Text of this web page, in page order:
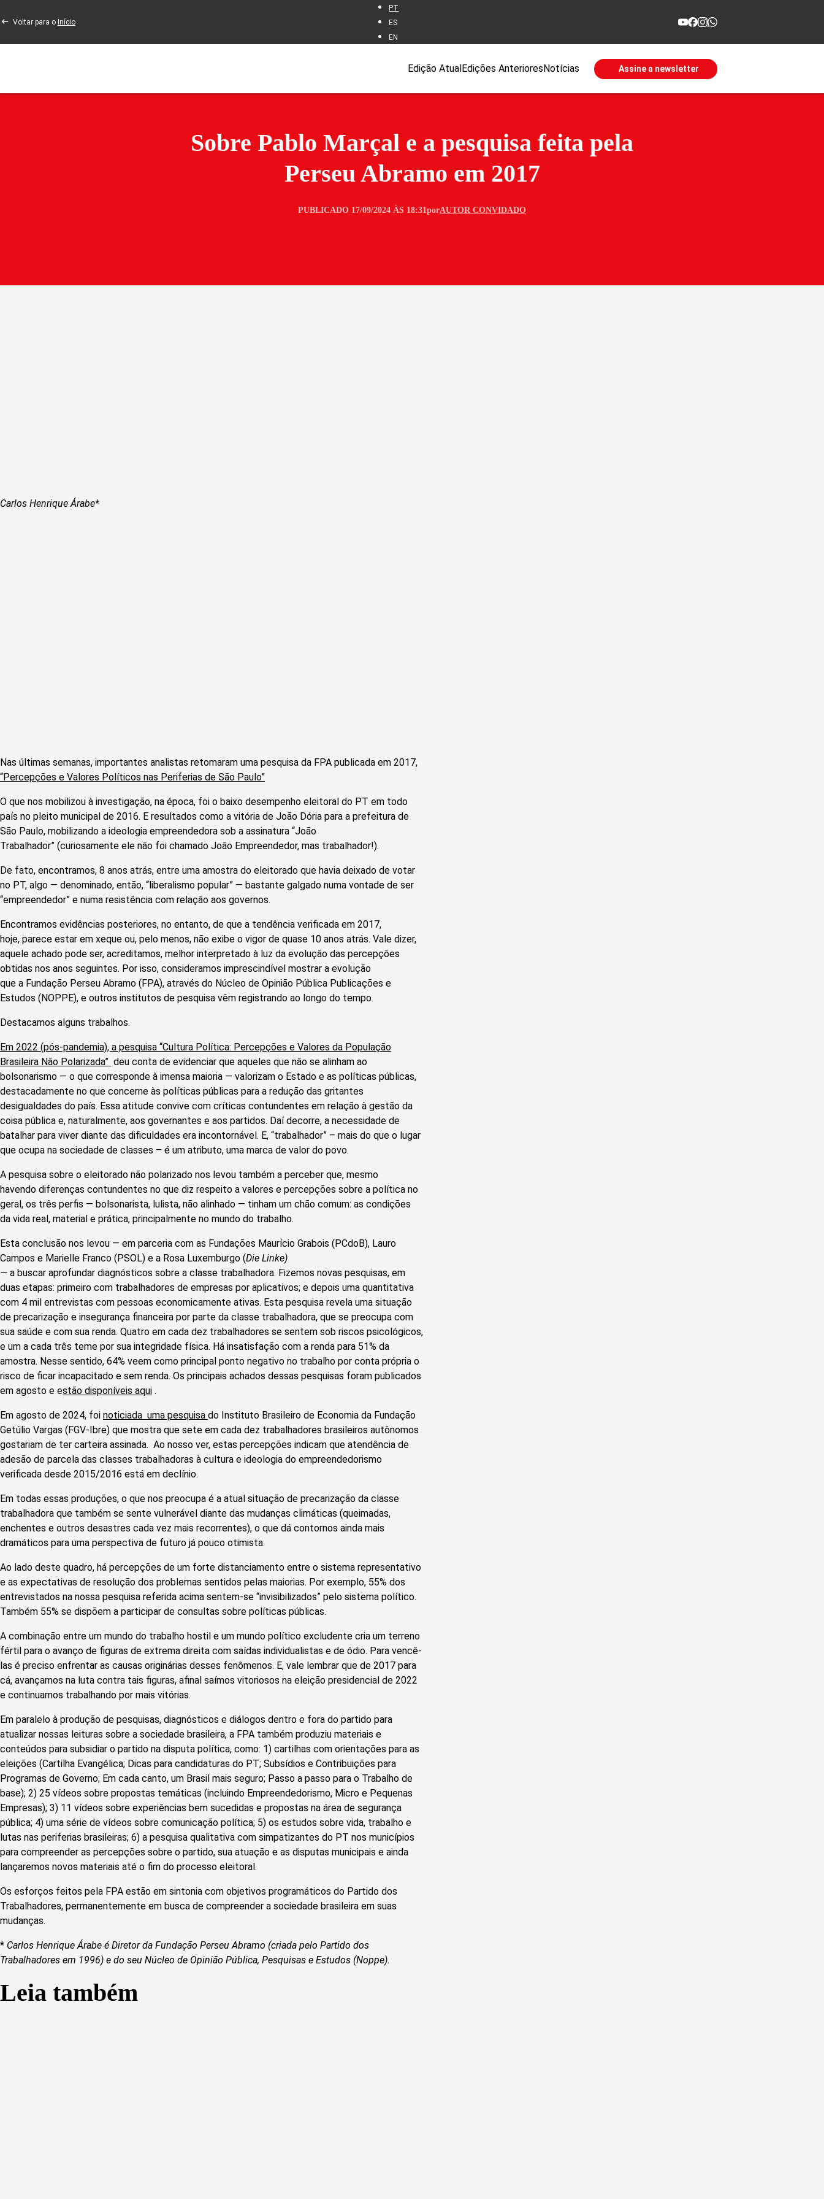
Voltar para o Início
PT
ES
EN
Edição AtualEdições AnterioresNotícias Assine a newsletter
Sobre Pablo Marçal e a pesquisa feita pela
Perseu Abramo em 2017
PUBLICADO 17/09/2024 ÀS 18:31porAUTOR CONVIDADO
Carlos Henrique Árabe*
Nas últimas semanas, importantes analistas retomaram uma pesquisa da FPA publicada em 2017,
“Percepções e Valores Políticos nas Periferias de São Paulo”
O que nos mobilizou à investigação, na época, foi o baixo desempenho eleitoral do PT em todo
país no pleito municipal de 2016. E resultados como a vitória de João Dória para a prefeitura de
São Paulo, mobilizando a ideologia empreendedora sob a assinatura “João
Trabalhador” (curiosamente ele não foi chamado João Empreendedor, mas trabalhador!).
De fato, encontramos, 8 anos atrás, entre uma amostra do eleitorado que havia deixado de votar
no PT, algo — denominado, então, “liberalismo popular” — bastante galgado numa vontade de ser
“empreendedor” e numa resistência com relação aos governos.
Encontramos evidências posteriores, no entanto, de que a tendência verificada em 2017,
hoje, parece estar em xeque ou, pelo menos, não exibe o vigor de quase 10 anos atrás. Vale dizer,
aquele achado pode ser, acreditamos, melhor interpretado à luz da evolução das percepções
obtidas nos anos seguintes. Por isso, consideramos imprescindível mostrar a evolução
que a Fundação Perseu Abramo (FPA), através do Núcleo de Opinião Pública Publicações e
Estudos (NOPPE), e outros institutos de pesquisa vêm registrando ao longo do tempo.
Destacamos alguns trabalhos.
Em 2022 (pós-pandemia), a pesquisa “Cultura Política: Percepções e Valores da População
Brasileira Não Polarizada” deu conta de evidenciar que aqueles que não se alinham ao
bolsonarismo — o que corresponde à imensa maioria — valorizam o Estado e as políticas públicas,
destacadamente no que concerne às políticas públicas para a redução das gritantes
desigualdades do país. Essa atitude convive com críticas contundentes em relação à gestão da
coisa pública e, naturalmente, aos governantes e aos partidos. Daí decorre, a necessidade de
batalhar para viver diante das dificuldades era incontornável. E, “trabalhador” – mais do que o lugar
que ocupa na sociedade de classes – é um atributo, uma marca de valor do povo.
A pesquisa sobre o eleitorado não polarizado nos levou também a perceber que, mesmo
havendo diferenças contundentes no que diz respeito a valores e percepções sobre a política no
geral, os três perfis — bolsonarista, lulista, não alinhado — tinham um chão comum: as condições
da vida real, material e prática, principalmente no mundo do trabalho.
Esta conclusão nos levou — em parceria com as Fundações Maurício Grabois (PCdoB), Lauro
Campos e Marielle Franco (PSOL) e a Rosa Luxemburgo (Die Linke)
— a buscar aprofundar diagnósticos sobre a classe trabalhadora. Fizemos novas pesquisas, em
duas etapas: primeiro com trabalhadores de empresas por aplicativos; e depois uma quantitativa
com 4 mil entrevistas com pessoas economicamente ativas. Esta pesquisa revela uma situação
de precarização e insegurança financeira por parte da classe trabalhadora, que se preocupa com
sua saúde e com sua renda. Quatro em cada dez trabalhadores se sentem sob riscos psicológicos,
e um a cada três teme por sua integridade física. Há insatisfação com a renda para 51% da
amostra. Nesse sentido, 64% veem como principal ponto negativo no trabalho por conta própria o
risco de ficar incapacitado e sem renda. Os principais achados dessas pesquisas foram publicados
em agosto e estão disponíveis aqui .
Em agosto de 2024, foi noticiada uma pesquisa do Instituto Brasileiro de Economia da Fundação
Getúlio Vargas (FGV-Ibre) que mostra que sete em cada dez trabalhadores brasileiros autônomos
gostariam de ter carteira assinada. Ao nosso ver, estas percepções indicam que atendência de
adesão de parcela das classes trabalhadoras à cultura e ideologia do empreendedorismo
verificada desde 2015/2016 está em declínio.
Em todas essas produções, o que nos preocupa é a atual situação de precarização da classe
trabalhadora que também se sente vulnerável diante das mudanças climáticas (queimadas,
enchentes e outros desastres cada vez mais recorrentes), o que dá contornos ainda mais
dramáticos para uma perspectiva de futuro já pouco otimista.
Ao lado deste quadro, há percepções de um forte distanciamento entre o sistema representativo
e as expectativas de resolução dos problemas sentidos pelas maiorias. Por exemplo, 55% dos
entrevistados na nossa pesquisa referida acima sentem-se “invisibilizados” pelo sistema político.
Também 55% se dispõem a participar de consultas sobre políticas públicas.
A combinação entre um mundo do trabalho hostil e um mundo político excludente cria um terreno
fértil para o avanço de figuras de extrema direita com saídas individualistas e de ódio. Para vencê-
las é preciso enfrentar as causas originárias desses fenômenos. E, vale lembrar que de 2017 para
cá, avançamos na luta contra tais figuras, afinal saímos vitoriosos na eleição presidencial de 2022
e continuamos trabalhando por mais vitórias.
Em paralelo à produção de pesquisas, diagnósticos e diálogos dentro e fora do partido para
atualizar nossas leituras sobre a sociedade brasileira, a FPA também produziu materiais e
conteúdos para subsidiar o partido na disputa política, como: 1) cartilhas com orientações para as
eleições (Cartilha Evangélica; Dicas para candidaturas do PT; Subsídios e Contribuições para
Programas de Governo; Em cada canto, um Brasil mais seguro; Passo a passo para o Trabalho de
base); 2) 25 vídeos sobre propostas temáticas (incluindo Empreendedorismo, Micro e Pequenas
Empresas); 3) 11 vídeos sobre experiências bem sucedidas e propostas na área de segurança
pública; 4) uma série de vídeos sobre comunicação política; 5) os estudos sobre vida, trabalho e
lutas nas periferias brasileiras; 6) a pesquisa qualitativa com simpatizantes do PT nos municípios
para compreender as percepções sobre o partido, sua atuação e as disputas municipais e ainda
lançaremos novos materiais até o fim do processo eleitoral.
Os esforços feitos pela FPA estão em sintonia com objetivos programáticos do Partido dos
Trabalhadores, permanentemente em busca de compreender a sociedade brasileira em suas
mudanças.
* Carlos Henrique Árabe é Diretorda Fundação Perseu Abramo (criada pelo Partido dos
Trabalhadores em 1996) e do seu Núcleo de Opinião Pública, Pesquisas e Estudos (Noppe).
Leia também